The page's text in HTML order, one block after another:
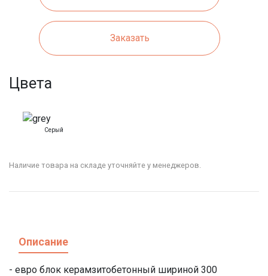
Заказать
Цвета
Серый
Наличие товара на складе уточняйте у менеджеров.
Описание
- евро блок керамзитобетонный шириной 300